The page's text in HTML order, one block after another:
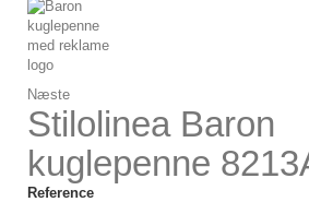
Næste
Stilolinea Baron
kuglepenne
Reference